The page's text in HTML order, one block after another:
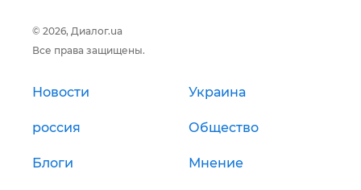
© 2026, Диалог.ua
Все права защищены.
Новости Украина
россия Общество
Блоги Мнение